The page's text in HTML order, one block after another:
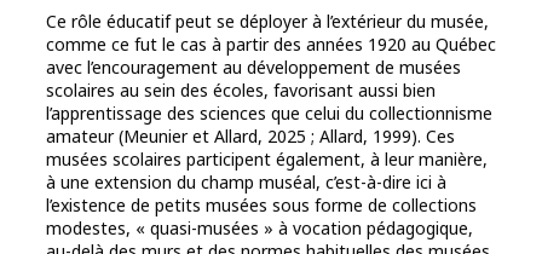
Ce rôle éducatif peut se déployer à l’extérieur du musée,
comme ce fut le cas à partir des années 1920 au Québec
avec l’encouragement au développement de musées
scolaires au sein des écoles, favorisant aussi bien
l’apprentissage des sciences que celui du collectionnisme
amateur (Meunier et Allard, 2025 ; Allard, 1999). Ces
musées scolaires participent également, à leur manière,
à une extension du champ muséal, c’est-à-dire ici à
l’existence de petits musées sous forme de collections
modestes, « quasi-musées » à vocation pédagogique,